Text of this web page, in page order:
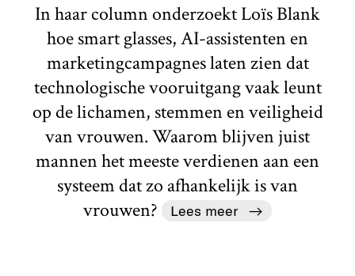
In haar column onderzoekt Loïs Blank
hoe smart glasses, AI-assistenten en
marketingcampagnes laten zien dat
technologische vooruitgang vaak leunt
op de lichamen, stemmen en veiligheid
van vrouwen. Waarom blijven juist
mannen het meeste verdienen aan een
systeem dat zo afhankelijk is van
vrouwen?
Lees meer